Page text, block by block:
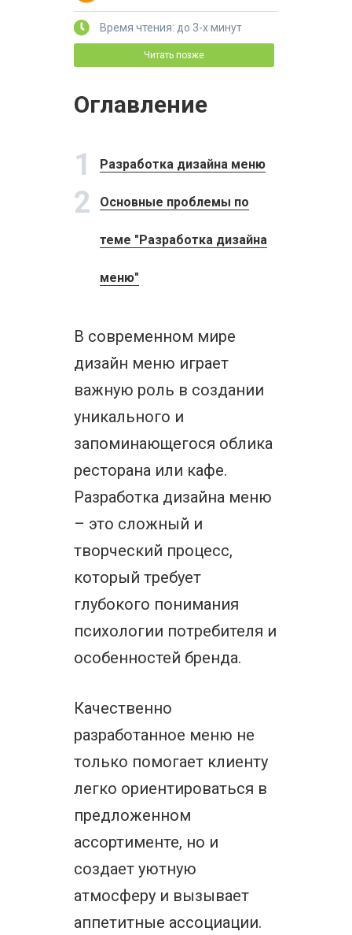
Время чтения: до 3-х минут
Читать позже
Оглавление
1 Разработка дизайна меню
2 Основные проблемы по
теме "Разработка дизайна
меню"
В современном мире
дизайн меню играет
важную роль в создании
уникального и
запоминающегося облика
ресторана или кафе.
Разработка дизайна меню
– это сложный и
творческий процесс,
который требует
глубокого понимания
психологии потребителя и
особенностей бренда.
Качественно
разработанное меню не
только помогает клиенту
легко ориентироваться в
предложенном
ассортименте, но и
создает уютную
атмосферу и вызывает
аппетитные ассоциации.